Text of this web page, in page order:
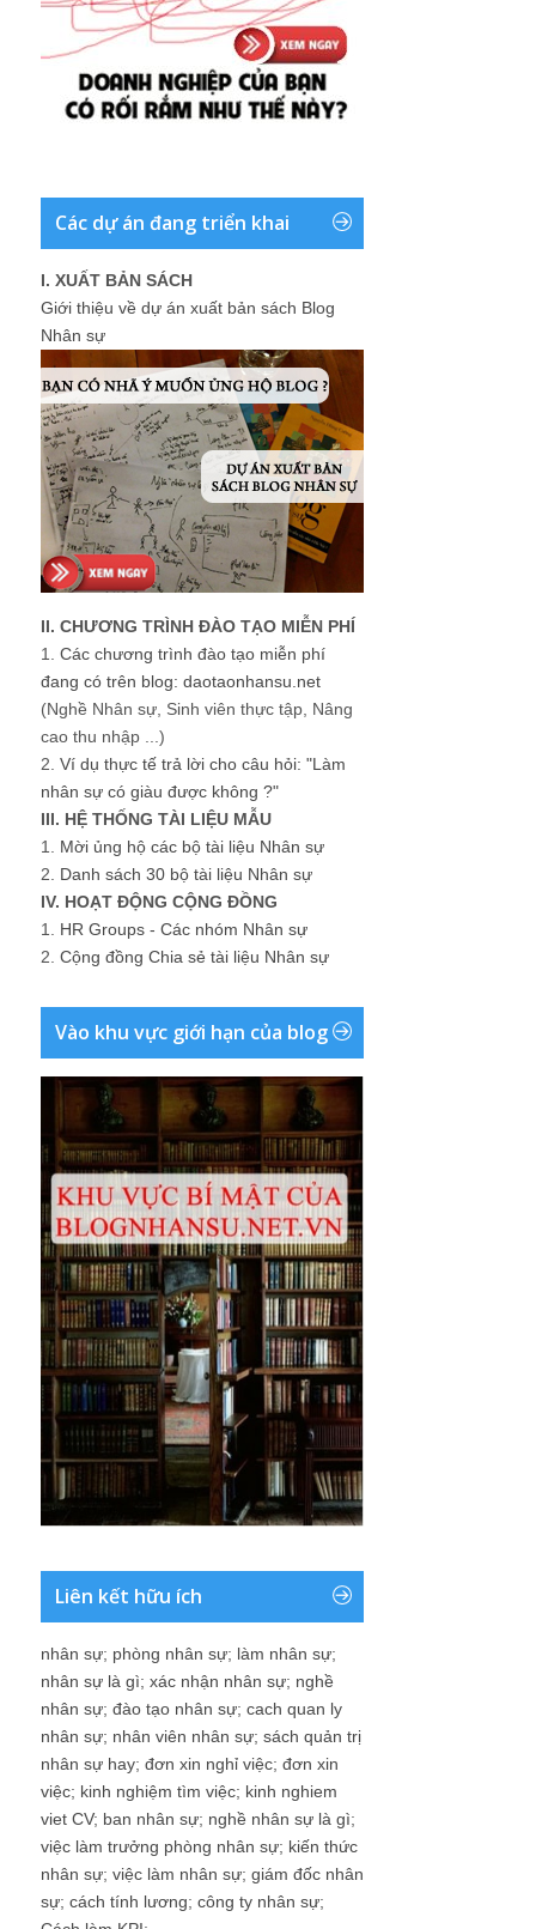
Các dự án đang triển khai
I. XUẤT BẢN SÁCH
Giới thiệu về dự án xuất bản sách Blog
Nhân sự
II. CHƯƠNG TRÌNH ĐÀO TẠO MIỄN PHÍ
1. Các chương trình đào tạo miễn phí
đang có trên blog: daotaonhansu.net
(Nghề Nhân sự, Sinh viên thực tập, Nâng
cao thu nhập ...)
2. Ví dụ thực tế trả lời cho câu hỏi: "Làm
nhân sự có giàu được không ?"
III. HỆ THỐNG TÀI LIỆU MẪU
1. Mời ủng hộ các bộ tài liệu Nhân sự
2. Danh sách 30 bộ tài liệu Nhân sự
IV. HOẠT ĐỘNG CỘNG ĐỒNG
1. HR Groups - Các nhóm Nhân sự
2. Cộng đồng Chia sẻ tài liệu Nhân sự
Vào khu vực giới hạn của blog
Liên kết hữu ích
nhân sự; phòng nhân sự; làm nhân sự;
nhân sự là gì; xác nhận nhân sự; nghề
nhân sự; đào tạo nhân sự; cach quan ly
nhân sự; nhân viên nhân sự; sách quản trị
nhân sự hay; đơn xin nghỉ việc; đơn xin
việc; kinh nghiệm tìm việc; kinh nghiem
viet CV; ban nhân sự; nghề nhân sự là gì;
việc làm trưởng phòng nhân sự; kiến thức
nhân sự; việc làm nhân sự; giám đốc nhân
sự; cách tính lương; công ty nhân sự;